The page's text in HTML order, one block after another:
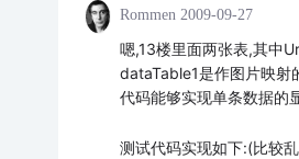
Rommen 2009-09-27
嗯,13楼里面两张表,其中
dataTable1是作图片映射
代码能够实现单条数据的
测试代码实现如下:(比较